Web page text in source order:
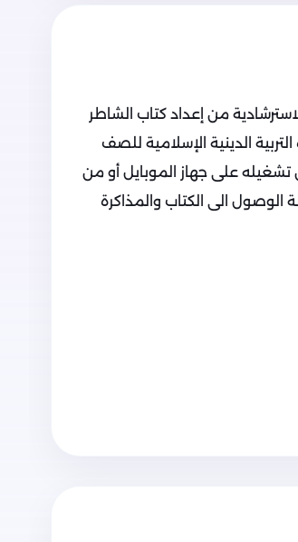
من إعداد كتاب الشاطر
الدينية الإسلامية للصف
تشغيله على جهاز الموبايل أو من
الوصول الى الكتاب والمذاكرة